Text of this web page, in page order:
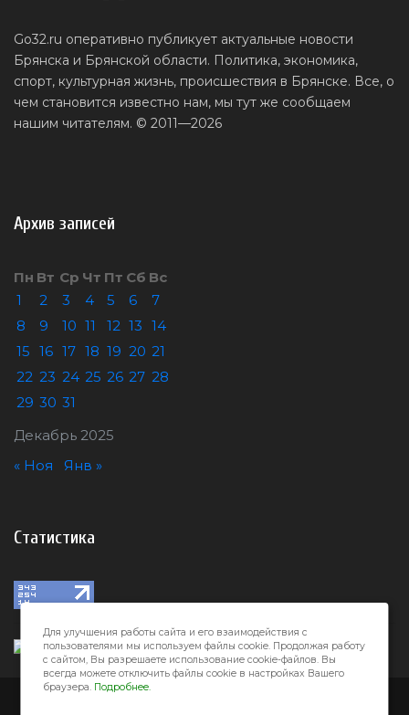
Go32.ru оперативно публикует актуальные новости
Брянска и Брянской области. Политика, экономика,
спорт, культурная жизнь, происшествия в Брянске. Все, о
чем становится известно нам, мы тут же сообщаем
нашим читателям. © 2011—2026
Архив записей
Декабрь 2025
Пн Вт Ср Чт Пт Сб Вс
1
2 3 4 5 6
7
8
9 10 11 12 13 14
15 16 17 18 19 20 21
22 23 24 25 26 27 28
29 30 31
« Ноя Янв »
Статистика
Для улучшения работы сайта и его взаимодействия с
пользователями мы используем файлы cookie. Продолжая работу
с сайтом, Вы разрешаете использование cookie-файлов. Вы
всегда можете отключить файлы cookie в настройках Вашего
браузера. Подробнее.